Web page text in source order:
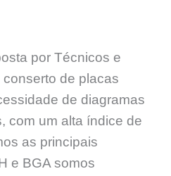
por Técnicos e
de placas
de diagramas
com um alta índice de
as principais
e BGA somos